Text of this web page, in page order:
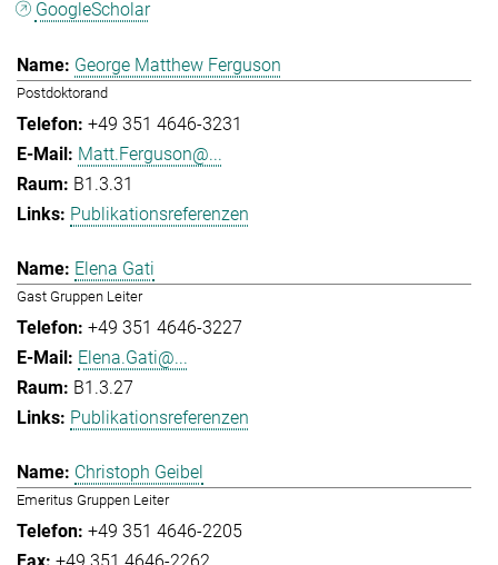
GoogleScholar
George Matthew Ferguson
Postdoktorand
+49 351 4646-3231
Matt.Ferguson@...
B1.3.31
Publikationsreferenzen
Elena Gati
Gast Gruppen Leiter
+49 351 4646-3227
Elena.Gati@...
B1.3.27
Publikationsreferenzen
Christoph Geibel
Emeritus Gruppen Leiter
+49 351 4646-2205